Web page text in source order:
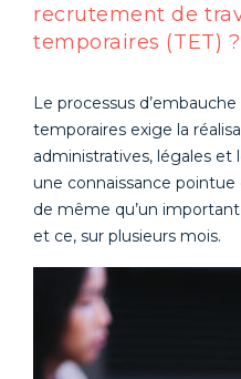
recrutement de
temporaires (TET) ?
Le processus
temporaires exige la
administratives, légales
une connaissance pointue
de même qu’un
et ce, sur plusieurs mois.